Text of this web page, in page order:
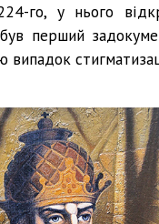
го, у нього
перший